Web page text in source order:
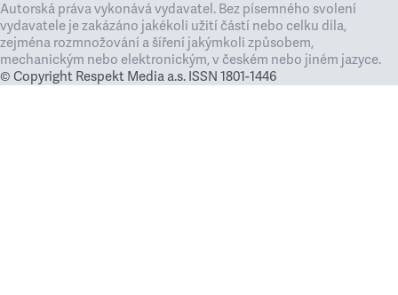
Autorská práva vykonává vydavatel. Bez písemného svolení
vydavatele je zakázáno jakékoli užití částí nebo celku díla,
zejména rozmnožování a šíření jakýmkoli způsobem,
mechanickým nebo elektronickým, v českém nebo jiném jazyce.
© Copyright Respekt Media a.s. ISSN 1801-1446